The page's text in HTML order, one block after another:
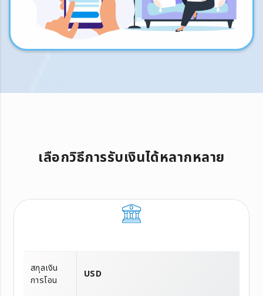
เลือกวิธีการรับเงินได้หลากหลาย
สกุลเงิน
การโอน
USD